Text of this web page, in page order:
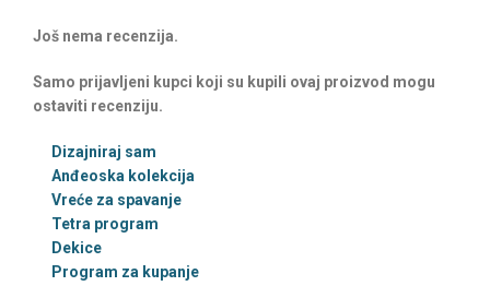
Još nema recenzija.
Samo prijavljeni kupci koji su kupili ovaj proizvod mogu
ostaviti recenziju.
Dizajniraj sam
Anđeoska kolekcija
Vreće za spavanje
Tetra program
Dekice
Program za kupanje